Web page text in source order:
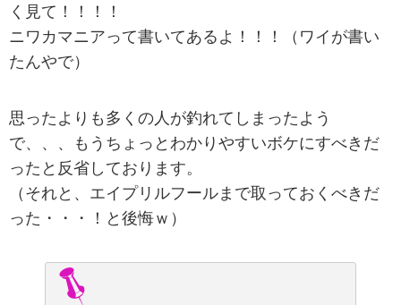
く見て！！！！
ニワカマニアって書いてあるよ！！！（ワイが書い
たんやで）
思ったよりも多くの人が釣れてしまったよう
で、、、もうちょっとわかりやすいボケにすべきだ
ったと反省しております。
（それと、エイプリルフールまで取っておくべきだ
った・・・！と後悔ｗ）